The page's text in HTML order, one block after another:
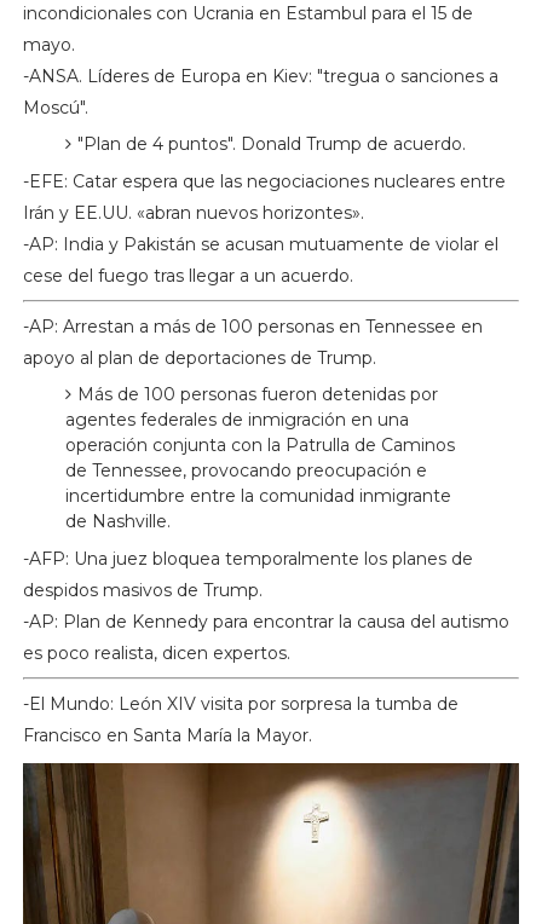
incondicionales con Ucrania en Estambul para el 15 de
mayo.
-ANSA. Líderes de Europa en Kiev: "tregua o sanciones a
Moscú".
"Plan de 4 puntos". Donald Trump de acuerdo.
-EFE: Catar espera que las negociaciones nucleares entre
Irán y EE.UU. «abran nuevos horizontes».
-AP: India y Pakistán se acusan mutuamente de violar el
cese del fuego tras llegar a un acuerdo.
-AP: Arrestan a más de 100 personas en Tennessee en
apoyo al plan de deportaciones de Trump.
Más de 100 personas fueron detenidas por
agentes federales de inmigración en una
operación conjunta con la Patrulla de Caminos
de Tennessee, provocando preocupación e
incertidumbre entre la comunidad inmigrante
de Nashville.
-AFP: Una juez bloquea temporalmente los planes de
despidos masivos de Trump.
-AP: Plan de Kennedy para encontrar la causa del autismo
es poco realista, dicen expertos.
-El Mundo: León XIV visita por sorpresa la tumba de
Francisco en Santa María la Mayor.